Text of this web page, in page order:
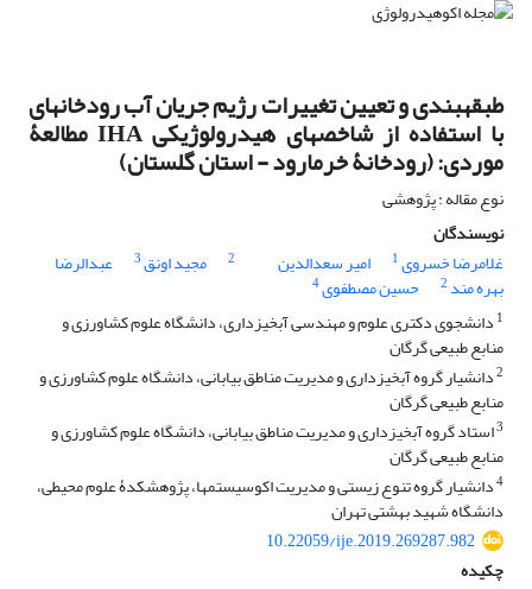
طبقه‎بندی و تعیین تغییرات رژیم جریان آب رودخانه‎ای
با استفاده از شاخص‏های هیدرولوژیکی IHA مطالعۀ
موردی: (رودخانۀ خرمارود - استان گلستان)
نوع مقاله : پژوهشی
نویسندگان
غلامرضا خسروی1 امیر سعدالدین 2 مجید اونق3 عبدالرضا
بهره مند 2 حسین مصطفوی4
1 دانشجوی دکتری علوم و مهندسی آبخیزداری، دانشگاه علوم کشاورزی و
منابع طبیعی گرگان
2دانشیار گروه آبخیزداری و مدیریت مناطق بیابانی، دانشگاه علوم کشاورزی و
منابع طبیعی گرگان
3استاد گروه آبخیزداری و مدیریت مناطق بیابانی، دانشگاه علوم کشاورزی و
منابع طبیعی گرگان
4دانشیار گروه تنوع زیستی و مدیریت اکوسیستم‏ها، پژوهشکدۀ علوم محیطی،
دانشگاه شهید بهشتی تهران
10.22059/ije.2019.269287.982
چکیده